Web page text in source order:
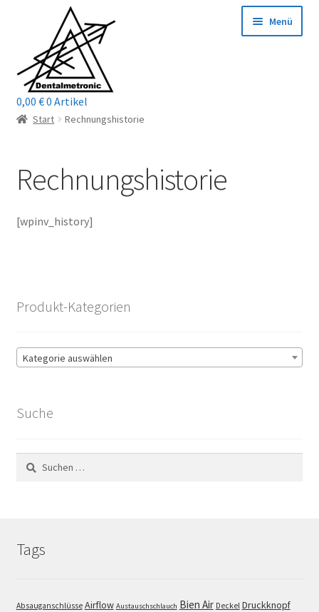
Navigation
springen
springen
Menü
Home
Mein Konto / Login
Kontakt
Wichtige Infos
Stellenangebote
0,00 €0 Artikel
Start Rechnungshistorie
Rechnungshistorie
[wpinv_history]
Produkt-Kategorien
Kategorie auswählen
Suche
Suchen
nach:
Tags
Absauganschlüsse Airflow Austauschschlauch Bien Air Deckel Druckknopf